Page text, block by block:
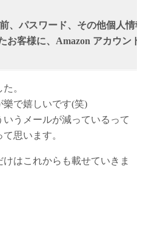
、パスワード、その他個人情
客様に、Аmazon アカウン
。
樂で嬉しいです(笑)
うメールが減っているって
思います。
はこれからも載せていきま